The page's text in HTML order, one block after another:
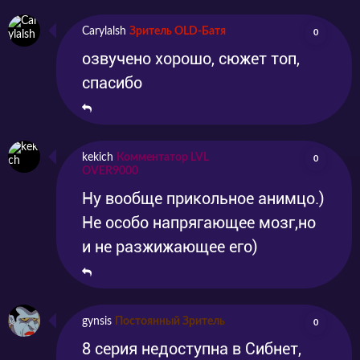
обязательно дождёмся нового сезона и
узнаем, скатилась ли история в дебри
влажных фантазий фанатов или же нас
ожидает интересное аниме. Смотреть аниме
сезон» можно на нашем сайте уже с 12 июля.
Carylalsh Зритель OLD-Батя 0
озвучено хорошо, сюжет топ,
спасибо
kekich Комментатор LVL
OVER9000
0
Ну вообще прикольное анимцо.)
Не особо напрягающее мозг,но
и не разжижающее его)
gynsis Постоянный Зритель 0
8 серия недоступна в Сибнет,